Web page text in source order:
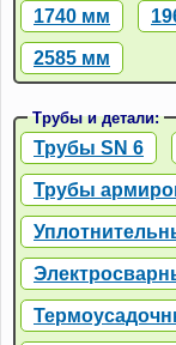
1740 мм
2585 мм
Трубы и детали:
Трубы SN 6
Трубы